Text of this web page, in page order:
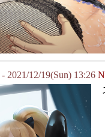
- 2021/12/19(Sun) 13:26